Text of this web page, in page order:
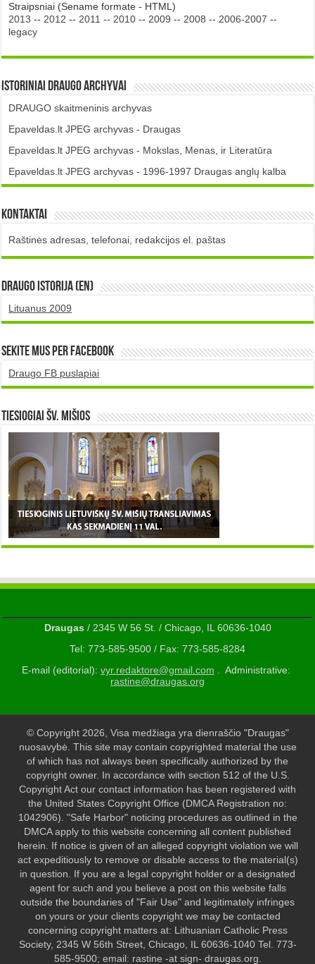
Straipsniai (Sename formate - HTML)
2013 -- 2012 -- 2011 -- 2010 -- 2009 -- 2008 -- 2006-2007 --
legacy
Istoriniai DRAUGO Archyvai
DRAUGO skaitmeninis archyvas
Epaveldas.lt JPEG archyvas - Draugas
Epaveldas.lt JPEG archyvas - Mokslas, Menas, ir Literatūra
Epaveldas.lt JPEG archyvas - 1996-1997 Draugas anglų kalba
Kontaktai
Raštinės adresas, telefonai, redakcijos el. paštas
DRAUGO istorija (EN)
Lituanus 2009
Sekite mus per Facebook
Draugo FB puslapiai
TIESIOGIAI šv. MIŠIOS
Draugas/ 2345 W 56 St. / Chicago, IL 60636-1040
Tel: 773-585-9500 / Fax: 773-585-8284
E-mail (editorial): vyr.redaktore@gmail.com . Administrative:
rastine@draugas.org
© Copyright 2026, Visa medžiaga yra dienraščio "Draugas"
nuosavybė. This site may contain copyrighted material the use
of which has not always been specifically authorized by the
copyright owner. In accordance with section 512 of the U.S.
Copyright Act our contact information has been registered with
the United States Copyright Office (DMCA Registration no:
1042906). "Safe Harbor" noticing procedures as outlined in the
DMCA apply to this website concerning all content published
herein. If notice is given of an alleged copyright violation we will
act expeditiously to remove or disable access to the material(s)
in question. If you are a legal copyright holder or a designated
agent for such and you believe a post on this website falls
outside the boundaries of "Fair Use" and legitimately infringes
on yours or your clients copyright we may be contacted
concerning copyright matters at: Lithuanian Catholic Press
Society, 2345 W 56th Street, Chicago, IL 60636-1040 Tel. 773-
585-9500; email: rastine -at sign- draugas.org.